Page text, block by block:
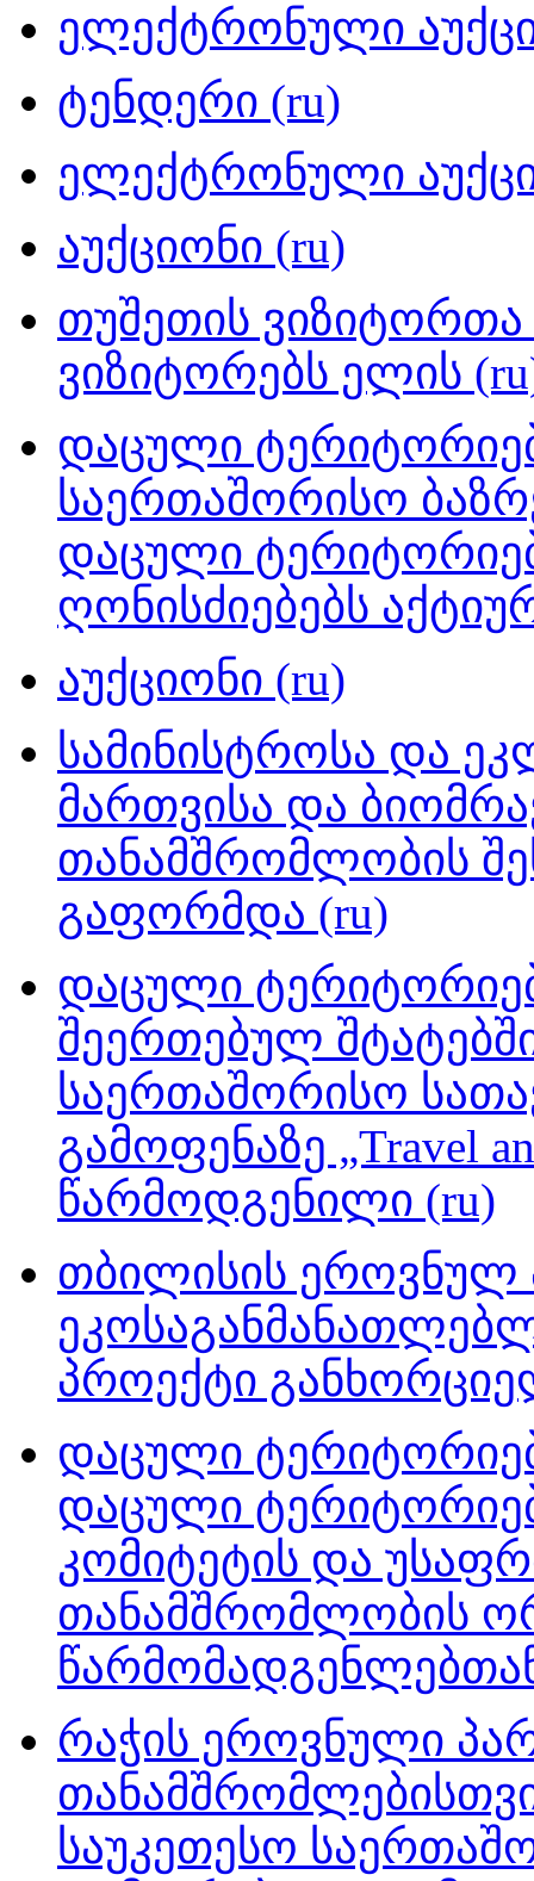
ელექტრონული
ტენდერი (ru)
ელექტრონული
აუქციონი (ru)
თუშეთის
ვიზიტორებს ელის
დაცული
საერთაშორისო
დაცული
ღონისძიებებს
აუქციონი (ru)
სამინისტროსა და
მართვისა და
თანამშრომლობის
გაფორმდა (ru)
დაცული
შეერთებულ
საერთაშორისო
გამოფენაზე „Travel
წარმოდგენილი (ru)
თბილისის ეროვნულ
პროექტი
დაცული
დაცული
კომიტეტის და
თანამშრომლობის
რაჭის ეროვნული
საუკეთესო